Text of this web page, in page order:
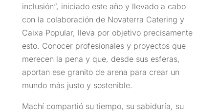
inclusión”, iniciado este año y llevado a cabo
con la colaboración de Novaterra Catering y
Caixa Popular, lleva por objetivo precisamente
esto. Conocer profesionales y proyectos que
merecen la pena y que, desde sus esferas,
aportan ese granito de arena para crear un
mundo más justo y sostenible.
Machí compartió su tiempo, su sabiduría, su